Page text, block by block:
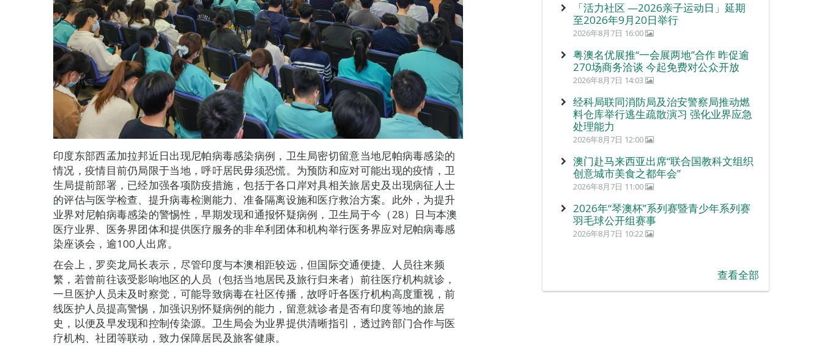
印度东部西孟加拉邦近日出现尼帕病毒感染病例，卫生局密切留意当地尼帕病毒感染的
情况，疫情目前仍局限于当地，呼吁居民毋须恐慌。为预防和应对可能出现的疫情，卫
生局提前部署，已经加强各项防疫措施，包括于各口岸对具相关旅居史及出现病征人士
的评估与医学检查、提升病毒检测能力、准备隔离设施和医疗救治方案。此外，为提升
业界对尼帕病毒感染的警惕性，早期发现和通报怀疑病例，卫生局于今（28）日与本澳
医疗业界、医务界团体和提供医疗服务的非牟利团体和机构举行医务界应对尼帕病毒感
染座谈会，逾100人出席。
在会上，罗奕龙局长表示，尽管印度与本澳相距较远，但国际交通便捷、人员往来频
繁，若曾前往该受影响地区的人员（包括当地居民及旅行归来者）前往医疗机构就诊，
一旦医护人员未及时察觉，可能导致病毒在社区传播，故呼吁各医疗机构高度重视，前
线医护人员提高警惕，加强识别怀疑病例的能力，留意就诊者是否有印度等地的旅居
史，以便及早发现和控制传染源。卫生局会为业界提供清晰指引，透过跨部门合作与医
疗机构、社团等联动，致力保障居民及旅客健康。
「活力社区 —2026亲子运动日」延期
至2026年9月20日举行
2026年8月7日 16:00
粤澳名优展推“一会展两地”合作 昨促逾
270场商务洽谈 今起免费对公众开放
2026年8月7日 14:03
经科局联同消防局及治安警察局推动燃
料仓库举行逃生疏散演习 强化业界应急
处理能力
2026年8月7日 12:00
澳门赴马来西亚出席“联合国教科文组织
创意城市美食之都年会”
2026年8月7日 11:00
2026年“琴澳杯”系列赛暨青少年系列赛
羽毛球公开组赛事
2026年8月7日 10:22
查看全部